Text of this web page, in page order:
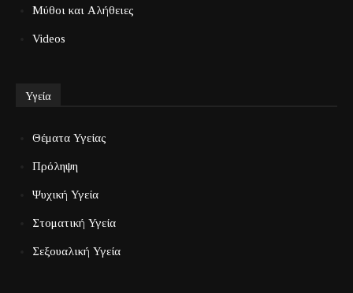
Μύθοι και Αλήθειες
Videos
Υγεία
Θέματα Υγείας
Πρόληψη
Ψυχική Υγεία
Στοματική Υγεία
Σεξουαλική Υγεία